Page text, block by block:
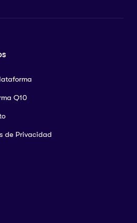
Q10
de Privacidad